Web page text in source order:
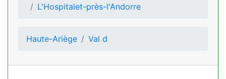
L'Hospitalet-près-l'Andorre
Haute-Ariège Val d